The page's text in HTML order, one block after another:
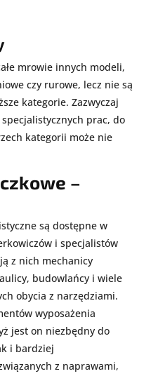
mrowie innych modeli,
czy rurowe, lecz nie są
kategorie. Zazwyczaj
prac, do
kategorii może nie
–
są dostępne w
i specjalistów
z nich mechanicy
budowlańcy i wiele
obycia z narzędziami.
wyposażenia
jest on niezbędny do
i bardziej
z naprawami,